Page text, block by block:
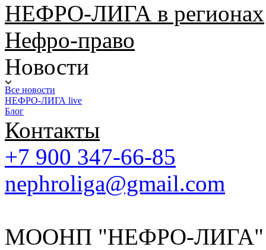
НЕФРО-ЛИГА в регионах
Нефро-право
Новости
Все новости
НЕФРО-ЛИГА live
Блог
Контакты
+7 900 347-66-85
nephroliga@gmail.com
МООНП "НЕФРО-ЛИГА"